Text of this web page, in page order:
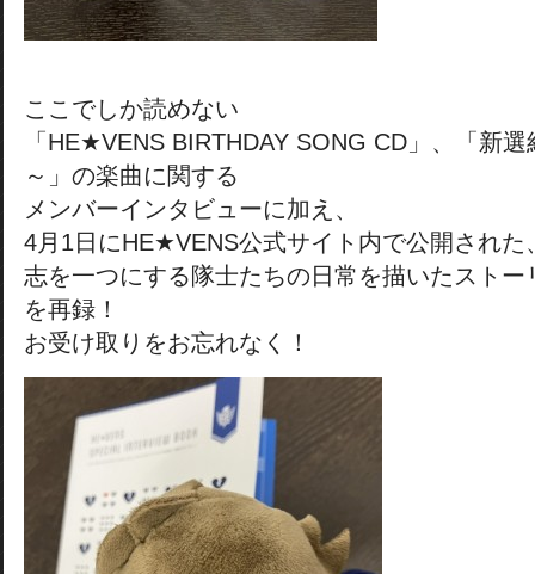
ここでしか読めない
「HE★VENS BIRTHDAY SONG CD」、「新
～」の楽曲に関する
メンバーインタビューに加え、
4月1日にHE★VENS公式サイト内で公開された
志を一つにする隊士たちの日常を描いたスト
を再録！
お受け取りをお忘れなく！